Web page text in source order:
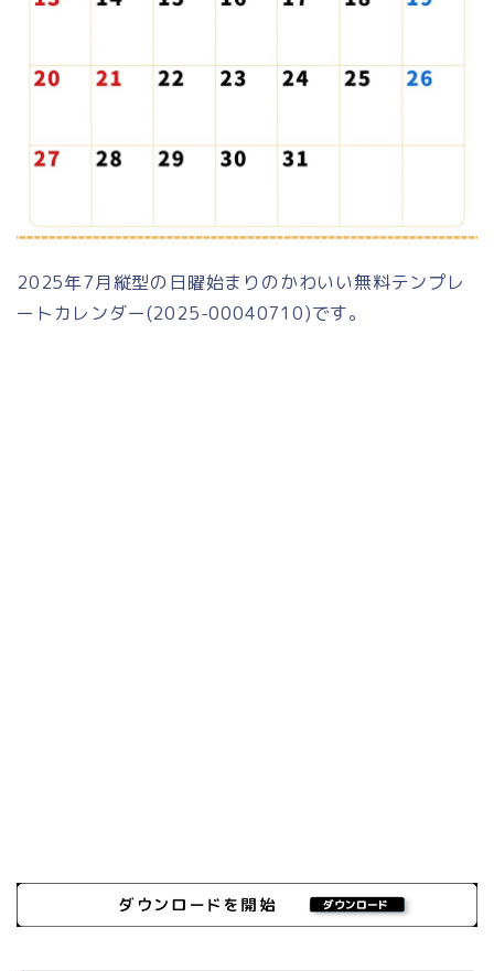
2025年7月縦型の日曜始まりのかわいい無料テンプレ
ートカレンダー(2025-00040710)です。